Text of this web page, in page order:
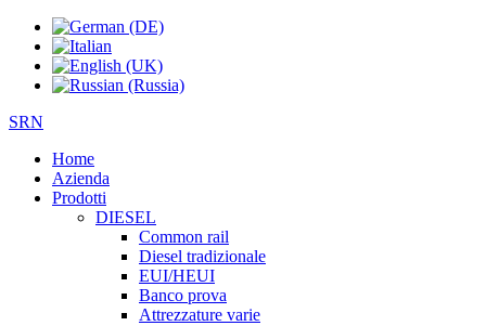
SRN
Home
Azienda
Prodotti
DIESEL
Common rail
Diesel tradizionale
EUI/HEUI
Banco prova
Attrezzature varie